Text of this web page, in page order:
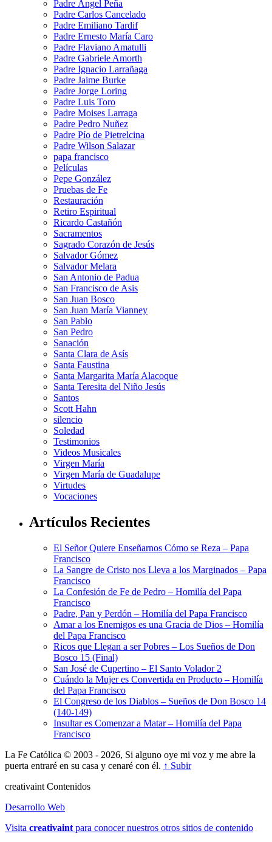
Padre Ángel Peña
Padre Carlos Cancelado
Padre Emiliano Tardif
Padre Ernesto María Caro
Padre Flaviano Amatulli
Padre Gabriele Amorth
Padre Ignacio Larrañaga
Padre Jaime Burke
Padre Jorge Loring
Padre Luis Toro
Padre Moises Larraga
Padre Pedro Nuñez
Padre Pío de Pietrelcina
Padre Wilson Salazar
papa francisco
Películas
Pepe González
Pruebas de Fe
Restauración
Retiro Espiritual
Ricardo Castañón
Sacramentos
Sagrado Corazón de Jesús
Salvador Gómez
Salvador Melara
San Antonio de Padua
San Francisco de Asis
San Juan Bosco
San Juan María Vianney
San Pablo
San Pedro
Sanación
Santa Clara de Asís
Santa Faustina
Santa Margarita María Alacoque
Santa Teresita del Niño Jesús
Santos
Scott Hahn
silencio
Soledad
Testimonios
Videos Musicales
Virgen María
Virgen María de Guadalupe
Virtudes
Vocaciones
Artículos Recientes
El Señor Quiere Enseñarnos Cómo se Reza – Papa
Francisco
La Sangre de Cristo nos Lleva a los Marginados – Papa
Francisco
La Confesión de Fe de Pedro – Homilía del Papa
Francisco
Padre, Pan y Perdón – Homilía del Papa Francisco
Amar a los Enemigos es una Gracia de Dios – Homilía
del Papa Francisco
Ricos que Llegan a ser Pobres – Los Sueños de Don
Bosco 15 (Final)
San José de Cupertino – El Santo Volador 2
Cuándo la Mujer es Convertida en Producto – Homilía
del Papa Francisco
El Congreso de los Diablos – Sueños de Don Bosco 14
(140-149)
Insultar es Comenzar a Matar – Homilía del Papa
Francisco
La Fe Católica © 2003 - 2026, Si alguno oye mi voz y me abre la
puerta entraré en su casa y cenaré con él. ↑ Subir
creativaint Contenidos
Desarrollo Web
Visita creativaint para conocer nuestros otros sitios de contenido